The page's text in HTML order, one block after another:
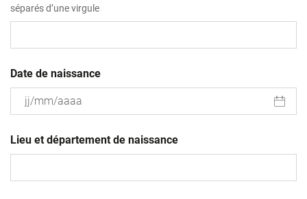
séparés d’une virgule
Date de naissance
slash
MM
Lieu et département de naissance